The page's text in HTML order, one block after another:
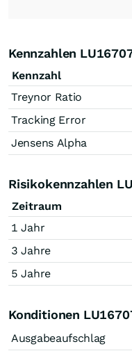
Kennzahlen
Kennzahl
Treynor Ratio
Tracking Error
Jensens Alpha
Risikokennzahlen
Zeitraum
1 Jahr
3 Jahre
5 Jahre
Konditionen
Ausgabeaufschlag